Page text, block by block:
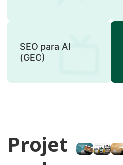
SEO para AI
(GEO)
Projet